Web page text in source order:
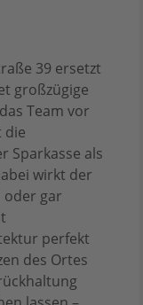
39 ersetzt
großzügige
Team vor
die
Sparkasse als
wirkt der
oder gar
perfekt
des Ortes